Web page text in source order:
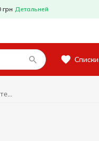
грн Детальней
Списки
Диабетические кондитерские изделия D.E.M.I.